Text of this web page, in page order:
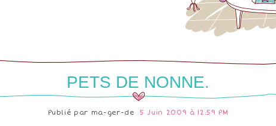
PETS DE NONNE.
Publié par ma-ger-de 5 Juin 2009 à 12:59 PM